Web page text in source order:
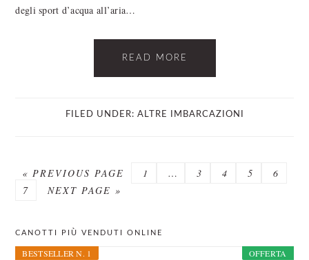
degli sport d’acqua all’aria…
READ MORE
FILED UNDER: ALTRE IMBARCAZIONI
«GO
PREVIOUS PAGE PAGE
1
Interim
… PAGE
3 PAGE
4 PAGE
5 PAGE
6
PAGE
7
GO
NEXT PAGE »
PRIMARY
SIDEBAR
CANOTTI PIÙ VENDUTI ONLINE
OFFERTA
BESTSELLER N. 1